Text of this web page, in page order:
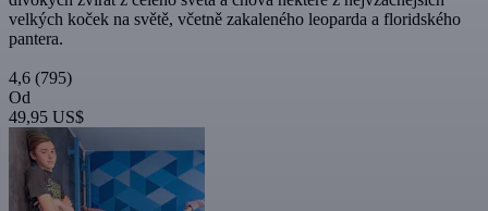
velkých koček na světě, včetně zakaleného leoparda a floridského
pantera.
4,6 (795)
Od
49,95 US$